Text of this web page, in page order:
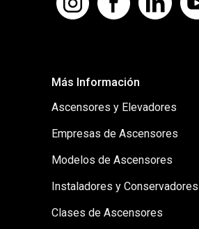
Más Información
Ascensores y Elevadores
Empresas de Ascensores
Modelos de Ascensores
Instaladores y Conservadores
Clases de Ascensores